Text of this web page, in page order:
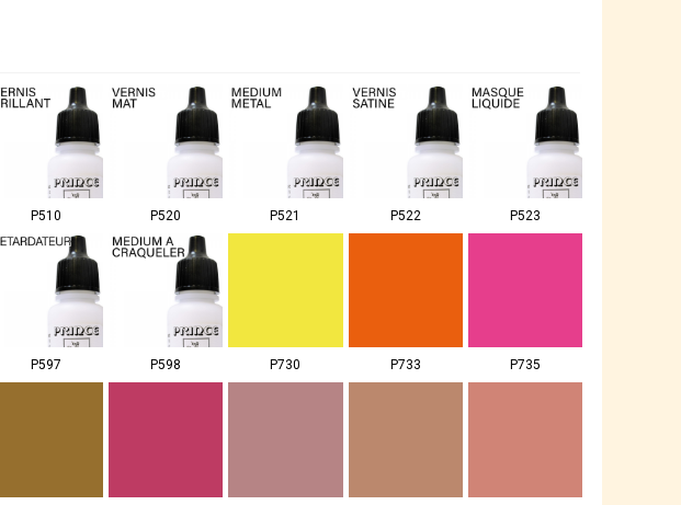
P510 P520 P521 P522 P523
P597 P598 P730 P733 P735